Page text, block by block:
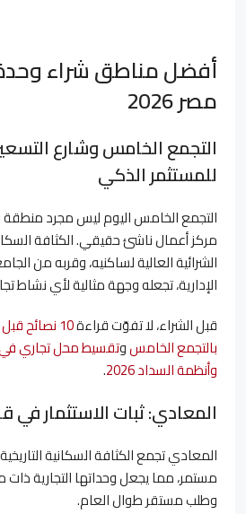
أفضل مناطق شراء
مصر 2026
التجمع الخامس وشارع
للمستثمر الذكي
التجمع الخامس اليوم ليس مجرد
مركز أعمال ناشئ حقيقي. الكثافة
الشرائية العالية لساكنيه، وقربه من
الإدارية، تجعله وجهة مثالية لأي نشاط
قبل الشراء، لا تفوّت قراءة
10 نصائح
بالتجمع الخامسوتقسيط محل تجاري
وأنظمة السداد 2026
.
المعادي: ثبات الاستثمار في
المعادي تجمع الكثافة السكانية
مستمر، مما يجعل وحداتها التجارية
وطلب مستقر طوال العام.